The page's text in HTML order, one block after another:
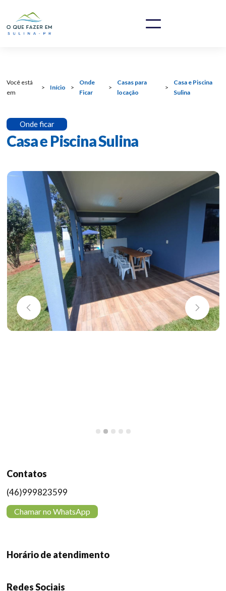
Você está
em
> Início >
Onde
Ficar
>
Casas para
locação
>
Casa e Piscina
Sulina
Onde ficar
Casa e Piscina Sulina
Contatos
(46)999823599
Chamar no WhatsApp
Horário de atendimento
Redes Sociais